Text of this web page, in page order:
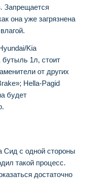
Запрещается
она уже загрязнена
Kia
бутыль 1л, стоит
от других
Hella-Pagid
будет
Сид с одной стороны
такой процесс.
достаточно